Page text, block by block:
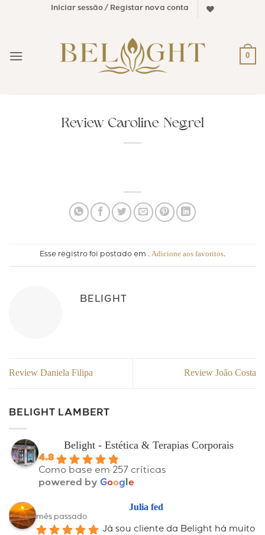
Iniciar sessão / Registar nova conta
0
Review Caroline Negrel
Esse registro foi postado em . Adicione aos favoritos.
BELIGHT
Review Daniela Filipa Review João Costa
BELIGHT LAMBERT
Belight - Estética & Terapias Corporais
4.8
Como base em 257 críticas
powered by Google
Julia fed
mês passado
Já sou cliente da Belight há muito